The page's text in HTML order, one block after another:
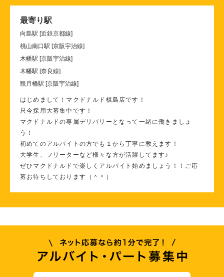
最寄り駅
向島駅 [近鉄京都線]
桃山南口駅 [京阪宇治線]
木幡駅 [京阪宇治線]
木幡駅 [奈良線]
観月橋駅 [京阪宇治線]
はじめまして！マクドナルド槙島店です！
只今採用大募集中です！
マクドナルドの専属デリバリーとなって一緒に働きましょ
う！
初めてのアルバイトの方でも１から丁寧に教えます！
大学生、フリーターなど様々な方が活躍してます♪
ぜひマクドナルドで楽しくアルバイト始めましょう！！ご応
募お待ちしております（＾＾）